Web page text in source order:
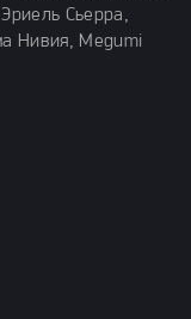
Сьерра,
Нивия, Megumi